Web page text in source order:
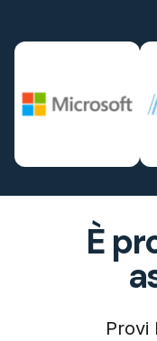
È
Provi